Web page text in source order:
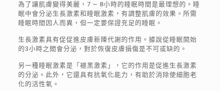
為了讓肌膚變得美麗，7 ~ 8小時的睡眠時間是最理想的。睡
眠中會分泌生長激素和睡眠激素，有調整肌膚的效果。所需
睡眠時間因人而異，但一定要保證充足的睡眠。
生長激素具有促促進皮膚新陳代謝的作用。據說從睡眠開始
的3小時之間會分泌，對於恢復皮膚損傷是不可或缺的。
另一種睡眠激素是「褪黑激素」，它的作用是促進生長激素
的分泌。此外，它還具有抗氧化能力，有助於消除使細胞老
化的活性氧。